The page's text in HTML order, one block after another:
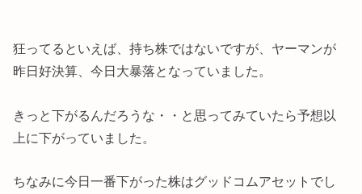
狂ってるといえば、持ち株ではないですが、ヤーマンが
昨日好決算、今日大暴落となっていました。
きっと下がるんだろうな・・と思ってみていたら予想以
上に下がっていました。
ちなみに今日一番下がった株はグッドコムアセットでし